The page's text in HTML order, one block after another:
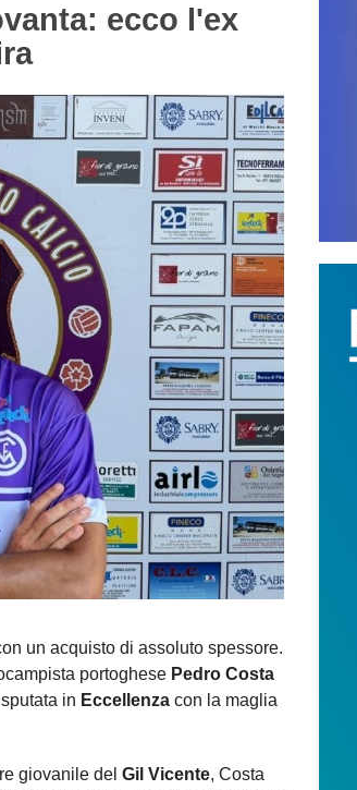
ecco l'ex
un acquisto di assoluto spessore.
portoghese Pedro Costa
in Eccellenza con la maglia
giovanile del Gil Vicente, Costa